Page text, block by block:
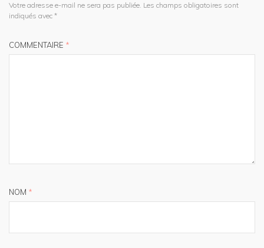
Votre adresse e-mail ne sera pas publiée. Les champs obligatoires sont
indiqués avec *
COMMENTAIRE *
NOM *